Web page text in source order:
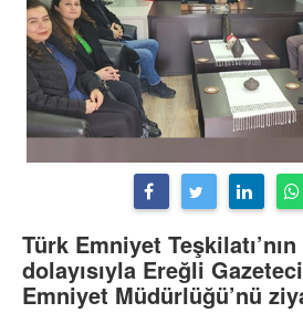
Türk Emniyet
dolayısıyla Ereğli
Emniyet Müdürlüğü’nü